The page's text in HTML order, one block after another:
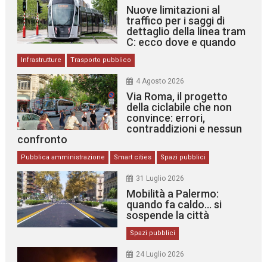
Nuove limitazioni al
traffico per i saggi di
dettaglio della linea tram
C: ecco dove e quando
Infrastrutture Trasporto pubblico
4 Agosto 2026
Via Roma, il progetto
della ciclabile che non
convince: errori,
contraddizioni e nessun
confronto
Pubblica amministrazione Smart cities Spazi pubblici
31 Luglio 2026
Mobilità a Palermo:
quando fa caldo… si
sospende la città
Spazi pubblici
24 Luglio 2026